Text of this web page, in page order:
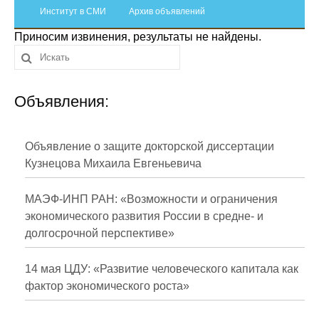
Отчетность
Противодействие коррупции
Материалы для СМИ
Публикации
Научная жизнь
Проблемы прогнозирования
О журнале
Номера журналов
Институт в СМИ Архив объявлений
Приносим извинения, результаты не найдены.
Объявления:
Объявление о защите докторской диссертации
Кузнецова Михаила Евгеньевича
МАЭФ-ИНП РАН: «Возможности и ограничения
экономического развития России в средне- и
долгосрочной перспективе»
14 мая ЦДУ: «Развитие человеческого капитала как
фактор экономического роста»